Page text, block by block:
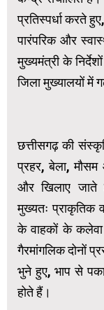
प्रतिस्पर्धा करते
पारंपरिक और
मुख्यमंत्री के
जिला मुख्यालयों में
छत्तीसगढ़ की
प्रहर, बेला,
और खिलाए जाते
मुख्यतः प्राकृतिक
के वाहकों के कलेवा
गैरमांगलिक दोनों
भुने हुए, भाप से
होते हैं।